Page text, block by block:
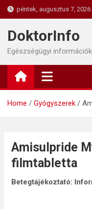
Skip
to
content
péntek, augusztus 7, 2026
DoktorInfo
Egészségügyi
Home Gyógyszerek
Amisulpride
filmtabletta
Betegtájékoztató: